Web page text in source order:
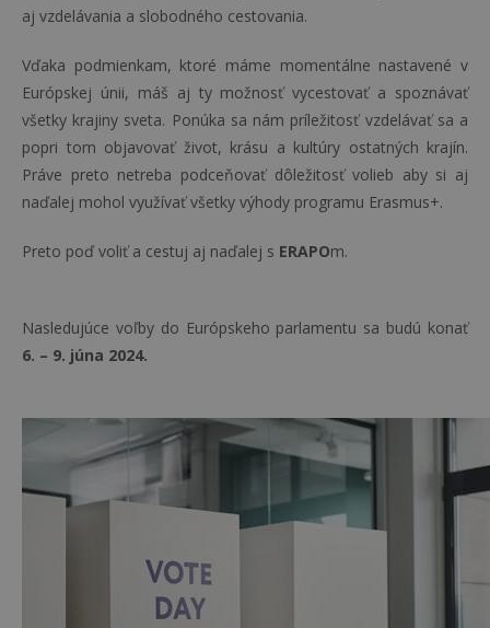
aj vzdelávania a slobodného cestovania.
Vďaka podmienkam, ktoré máme momentálne nastavené v
Európskej únii, máš aj ty možnosť vycestovať a spoznávať
všetky krajiny sveta. Ponúka sa nám príležitosť vzdelávať sa a
popri tom objavovať život, krásu a kultúry ostatných krajín.
Práve preto netreba podceňovať dôležitosť volieb aby si aj
naďalej mohol využívať všetky výhody programu Erasmus+.
Preto poď voliť a cestuj aj naďalej s ERAPOm.
Nasledujúce voľby do Európskeho parlamentu sa budú konať
6. – 9. júna 2024.